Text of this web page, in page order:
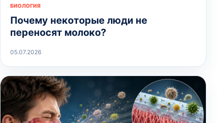
БИОЛОГИЯ
Почему некоторые люди не
переносят молоко?
05.07.2026